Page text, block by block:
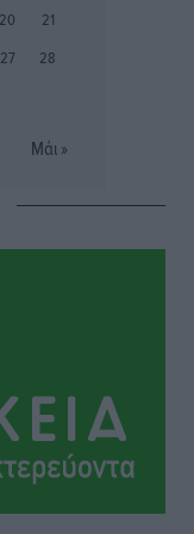
αφήσει τα
νίκες μαζί»
20
21
27
28
Μάι »